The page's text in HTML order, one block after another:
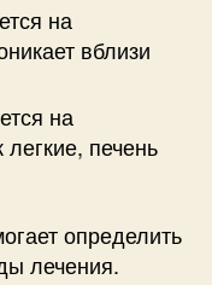
на
вблизи
на
печень
определить
лечения.